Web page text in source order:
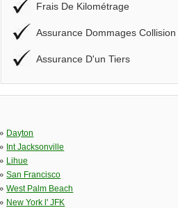
Frais De Kilométrage
Assurance Dommages Collision
Assurance D'un Tiers
Dayton
Int Jacksonville
Lihue
San Francisco
West Palm Beach
New York l' JFK